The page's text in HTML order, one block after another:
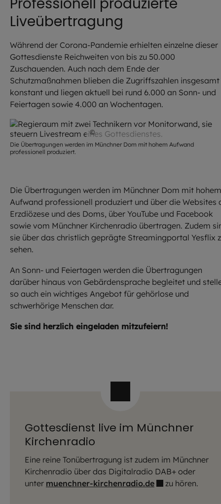
Liveübertragung
Während der Corona-Pandemie erhielten einzelne dieser
Gottesdienste Reichweiten von bis zu 50.000
Zuschauenden. Auch nach dem Ende der
Schutzmaßnahmen blieben die Zugriffszahlen insgesamt
konstant und liegen aktuell bei rund 6.000 an Sonn- und
Feiertagen sowie 4.000 an Wochentagen.
© Robert Kiderle / EOM
Die Übertragungen werden im Münchner Dom mit hohem Aufwand
professionell produziert.
Die Übertragungen werden im Münchner Dom mit hohem
Aufwand professionell produziert und über die Websites
Erzdiözese und des Doms, über YouTube und Facebook
sowie vom Münchner Kirchenradio übertragen. Zudem
sie über das christlich geprägte Streamingportal Yesflix
sehen.
An Sonn- und Feiertagen werden die Übertragungen
darüber hinaus von Gebärdensprache begleitet und
so auch ein wichtiges Angebot für gehörlose und
schwerhörige Menschen dar.
Sie sind herzlich eingeladen mitzufeiern!
Gottesdienst live im Münchner
Kirchenradio
Eine reine Tonübertragung ist zudem im Münchner
Kirchenradio über das Digitalradio DAB+ oder
unter muenchner-kirchenradio.de zu hören.